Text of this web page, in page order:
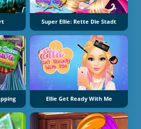
Super Ellie: Rette Die Stadt
Ellie Get Ready With Me